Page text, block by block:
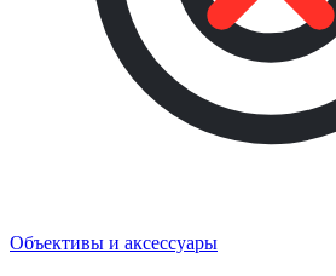
Объективы и аксессуары